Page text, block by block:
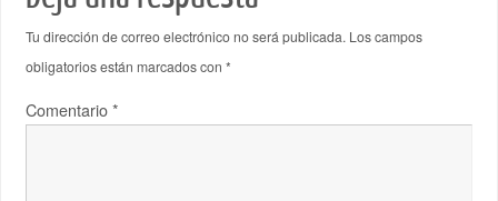
Tu dirección de correo electrónico no será publicada. Los campos
obligatorios están marcados con *
Comentario*